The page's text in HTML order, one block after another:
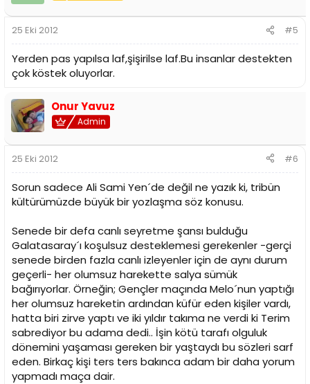
25 Eki 2012 #5
Yerden pas yapılsa laf,şişirilse laf.Bu insanlar destekten
çok köstek oluyorlar.
Onur Yavuz
Admin
25 Eki 2012 #6
Sorun sadece Ali Sami Yen´de değil ne yazık ki, tribün
kültürümüzde büyük bir yozlaşma söz konusu.
Senede bir defa canlı seyretme şansı bulduğu
Galatasaray´ı koşulsuz desteklemesi gerekenler -gerçi
senede birden fazla canlı izleyenler için de aynı durum
geçerli- her olumsuz harekette salya sümük
bağırıyorlar. Örneğin; Gençler maçında Melo´nun yaptığı
her olumsuz hareketin ardından küfür eden kişiler vardı,
hatta biri zirve yaptı ve iki yıldır takıma ne verdi ki Terim
sabrediyor bu adama dedi.. İşin kötü tarafı olguluk
dönemini yaşaması gereken bir yaştaydı bu sözleri sarf
eden. Birkaç kişi ters ters bakınca adam bir daha yorum
yapmadı maça dair.